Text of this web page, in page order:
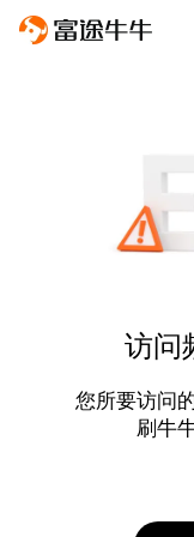
访问
您所要访问
刷牛